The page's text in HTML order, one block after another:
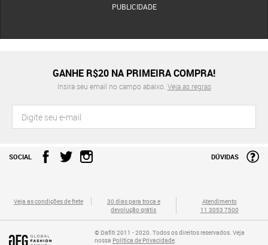
PUBLICIDADE
GANHE R$20 NA PRIMEIRA COMPRA!
Insira seu email no campo abaixo. Veja as regras
SOCIAL DÚVIDAS
Veja as condições de frete
30 dias para troca e
devolução grátis
Atendimento
11 3053 7500
© Dafiti 2011 - 2020. Todos os direitos reservados. Veja
nossa Política de Privacidade.